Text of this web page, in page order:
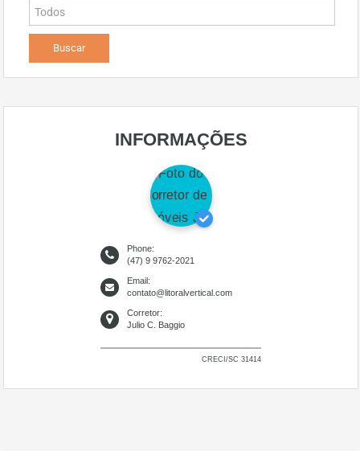
INFORMAÇÕES
Phone:
(47) 9 9762-2021
Email:
contato@litoralvertical.com
Corretor:
Julio C. Baggio
CRECI/SC 31414